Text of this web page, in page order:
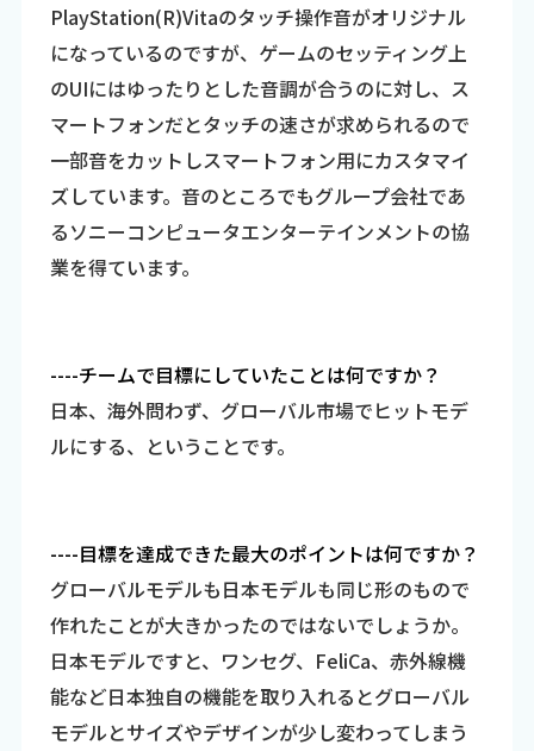
PlayStation(R)Vitaのタッチ操作音がオリジナル
になっているのですが、ゲームのセッティング上
のUIにはゆったりとした音調が合うのに対し、ス
マートフォンだとタッチの速さが求められるので
一部音をカットしスマートフォン用にカスタマイ
ズしています。音のところでもグループ会社であ
るソニーコンピュータエンターテインメントの協
業を得ています。
----チームで目標にしていたことは何ですか？
日本、海外問わず、グローバル市場でヒットモデ
ルにする、ということです。
----目標を達成できた最大のポイントは何ですか？
グローバルモデルも日本モデルも同じ形のもので
作れたことが大きかったのではないでしょうか。
日本モデルですと、ワンセグ、FeliCa、赤外線機
能など日本独自の機能を取り入れるとグローバル
モデルとサイズやデザインが少し変わってしまう